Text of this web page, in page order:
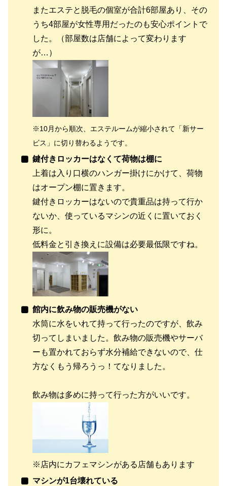
またエステと脱毛の個室が合計6部屋あり、その
うち4部屋が女性専用だったのも安心ポイントで
した。（部屋数は店舗によって変わります
が…）
※10月から順次、 エステルームが縮小されて「新サー
ビス」に切り替わるようです。
鍵付きロッカーはなくて荷物は棚に
上着は入り口横のハンガー掛けにかけて、荷物
はオープン棚に置きます。
鍵付きロッカーはないので貴重品は持って行か
ないか、使っているマシンの近くに置いておく
形に。
低料金と引き換えに設備は必要最低限ですね。
館内に飲み物の販売機がない
水筒に水をいれて持って行ったのですが、飲み
切ってしまいました。飲み物の販売機やサーバ
ーも置かれておらず水分補給できないので、仕
方なくもう帰ろうっ！てなりました。
飲み物は多めに持って行った方がいいです。
※店内にカフェマシンがある店舗もあります
マシンが1台壊れている